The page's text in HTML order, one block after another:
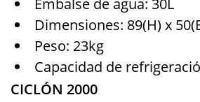
Embalse de agua: 30L
Dimensiones: 89(H) x
Peso: 23kg
Capacidad de
CICLÓN 2000